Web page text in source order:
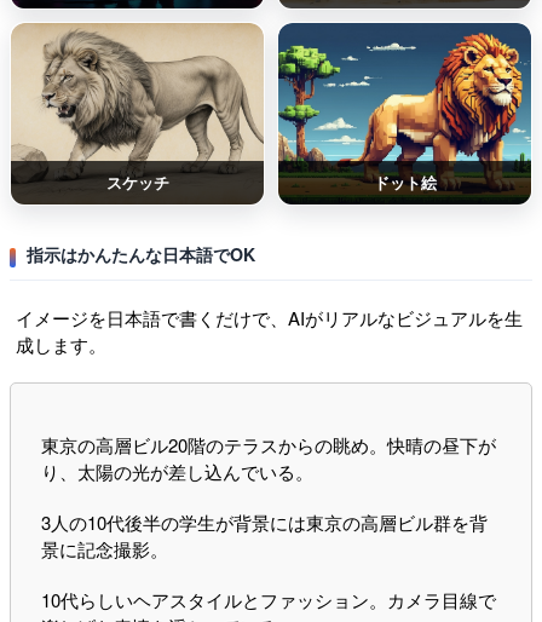
スケッチ ドット絵
指示はかんたんな日本語でOK
イメージを日本語で書くだけで、AIがリアルなビジュアルを生
成します。
東京の高層ビル20階のテラスからの眺め。快晴の昼下が
り、太陽の光が差し込んでいる。
3人の10代後半の学生が背景には東京の高層ビル群を背
景に記念撮影。
10代らしいヘアスタイルとファッション。カメラ目線で